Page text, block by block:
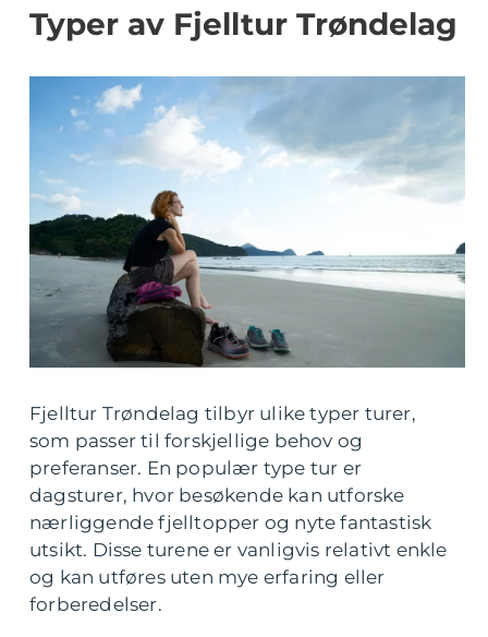
Typer av Fjelltur Trøndelag
Fjelltur Trøndelag tilbyr ulike typer turer,
som passer til forskjellige behov og
preferanser. En populær type tur er
dagsturer, hvor besøkende kan utforske
nærliggende fjelltopper og nyte fantastisk
utsikt. Disse turene er vanligvis relativt enkle
og kan utføres uten mye erfaring eller
forberedelser.